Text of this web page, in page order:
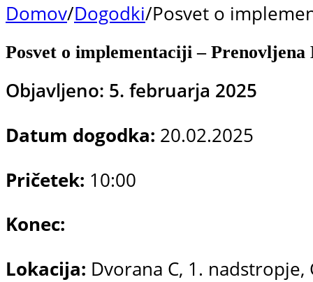
Domov/Dogodki/Posvet o
Posvet o implementaciji –
Objavljeno: 5. februarja 2025
Datum dogodka: 20.02.2025
Pričetek: 10:00
Konec:
Lokacija: Dvorana C, 1. nadstropje,